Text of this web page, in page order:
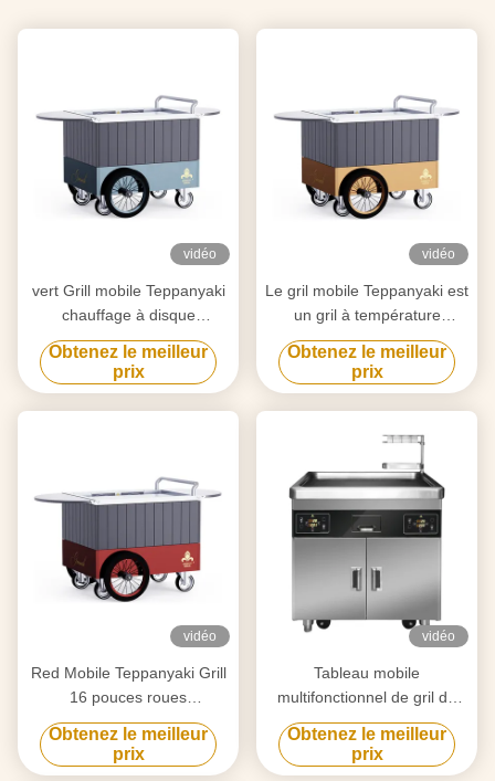
vidéo
vert Grill mobile Teppanyaki
chauffage à disque
électronique Libre circulation
Table de gril Hibachi
Obtenez le meilleur
prix
vidéo
Le gril mobile Teppanyaki est
un gril à température
intelligente et précise.
Obtenez le meilleur
prix
vidéo
Red Mobile Teppanyaki Grill
16 pouces roues
personnalisées libre de
mouvement Matériau de
qualité alimentaire Hibachi
Obtenez le meilleur
prix
vidéo
Tableau mobile
multifonctionnel de gril de
Teppanyaki de cuisine
commerciale avec le double
four
Obtenez le meilleur
prix